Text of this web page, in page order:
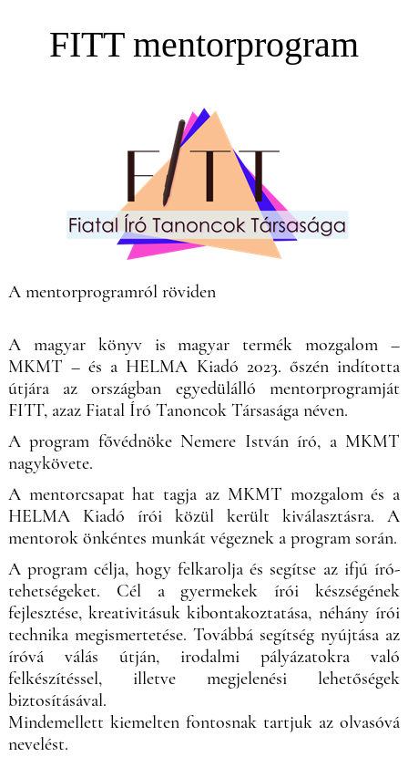
FITT mentorprogram
A mentorprogramról röviden
A magyar könyv is magyar termék mozgalom –
MKMT – és a HELMA Kiadó 2023. őszén indította
útjára az országban egyedülálló mentorprogramját
FITT, azaz Fiatal Író Tanoncok Társasága néven.
A program fővédnöke Nemere István író, a MKMT
nagykövete.
A mentorcsapat hat tagja az MKMT mozgalom és a
HELMA Kiadó írói közül került kiválasztásra. A
mentorok önkéntes munkát végeznek a program során.
A program célja, hogy felkarolja és segítse az ifjú író-
tehetségeket. Cél a gyermekek írói készségének
fejlesztése, kreativitásuk kibontakoztatása, néhány írói
technika megismertetése. Továbbá segítség nyújtása az
íróvá válás útján, irodalmi pályázatokra való
felkészítéssel, illetve megjelenési lehetőségek
biztosításával.
Mindemellett kiemelten fontosnak tartjuk az olvasóvá
nevelést.